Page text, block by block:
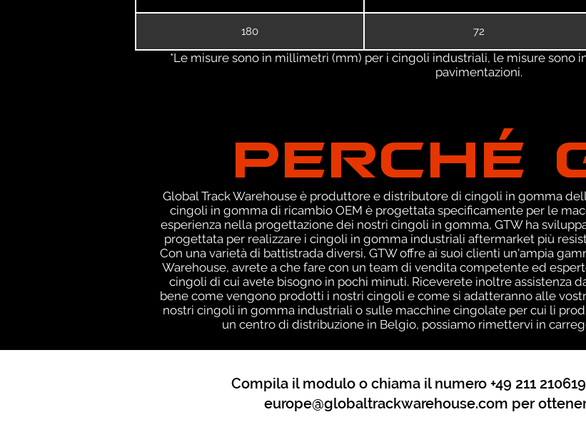
180 72
*Le misure sono in millimetri (mm) per i cingoli industriali, le misure sono
pavimentazioni.
PERCHÉ
Global Track Warehouse è produttore e distributore di cingoli in gomma
cingoli in gomma di ricambio OEM è progettata specificamente per le
esperienza nella progettazione dei nostri cingoli in gomma, GTW ha
progettata per realizzare i cingoli in gomma industriali aftermarket più
Con una varietà di battistrada diversi, GTW offre ai suoi clienti un'ampia
Warehouse, avrete a che fare con un team di vendita competente ed
cingoli di cui avete bisogno in pochi minuti. Riceverete inoltre assistenza
bene come vengono prodotti i nostri cingoli e come si adatteranno alle
nostri cingoli in gomma industriali o sulle macchine cingolate per cui li
un centro di distribuzione in Belgio, possiamo rimettervi in
Compila il modulo o chiama il numero +49 211
europe@globaltrackwarehouse.com per